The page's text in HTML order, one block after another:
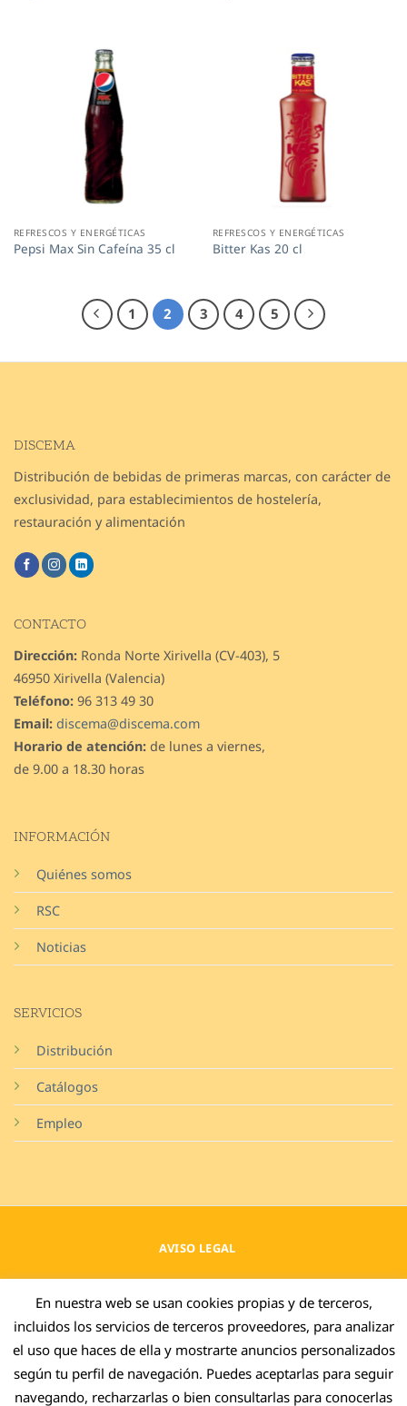
REFRESCOS Y ENERGÉTICAS
Pepsi Max Sin Cafeína 35 cl
REFRESCOS Y ENERGÉTICAS
Bitter Kas 20 cl
1 2 3 4 5
DISCEMA
Distribución de bebidas de primeras marcas, con carácter de
exclusividad, para establecimientos de hostelería,
restauración y alimentación
INFORMACIÓN
Quiénes somos
RSC
Noticias
SERVICIOS
Distribución
Catálogos
Empleo
CONTACTO
Dirección: Ronda Norte Xirivella (CV-403), 5
46950 Xirivella (Valencia)
Teléfono: 96 313 49 30
Email: discema@discema.com
Horario de atención: de lunes a viernes,
de 9.00 a 18.30 horas
AVISO LEGAL
COOKIES
CANAL DENUNCIAS
EXTERNO
En nuestra web se usan cookies propias y de terceros,
incluidos los servicios de terceros proveedores, para analizar
el uso que haces de ella y mostrarte anuncios personalizados
según tu perfil de navegación. Puedes aceptarlas para seguir
navegando, recharzarlas o bien consultarlas para conocerlas